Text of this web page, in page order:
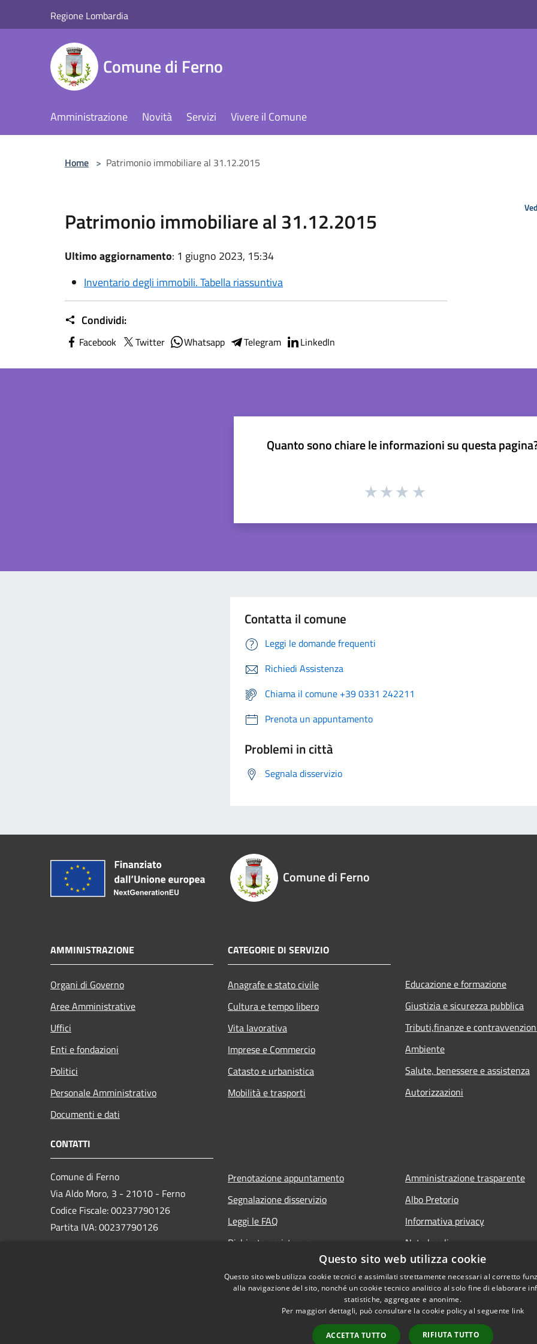
Regione Lombardia
Comune di Ferno
Amministrazione Novità Servizi Vivere il Comune
Home > Patrimonio immobiliare al 31.12.2015
Patrimonio immobiliare al 31.12.2015
Ultimo aggiornamento: 1 giugno 2023, 15:34
Inventario degli immobili. Tabella riassuntiva
Condividi:
Facebook Twitter Whatsapp Telegram LinkedIn
Quanto sono chiare le informazioni su questa
Contatta il comune
Leggi le domande frequenti
Richiedi Assistenza
Chiama il comune +39 0331 242211
Prenota un appuntamento
Problemi in città
Segnala disservizio
Comune di Ferno
AMMINISTRAZIONE
Organi di Governo
Aree Amministrative
Uffici
Enti e fondazioni
Politici
Personale Amministrativo
Documenti e dati
CATEGORIE DI SERVIZIO
Anagrafe e stato civile
Cultura e tempo libero
Vita lavorativa
Imprese e Commercio
Catasto e urbanistica
Mobilità e trasporti
Educazione e formazione
Giustizia e sicurezza pubblica
Tributi,finanze e
Ambiente
Salute, benessere e assistenza
Autorizzazioni
CONTATTI
Comune di Ferno
Via Aldo Moro, 3 - 21010 - Ferno
Codice Fiscale: 00237790126
Partita IVA: 00237790126
Prenotazione appuntamento
Segnalazione disservizio
Leggi le FAQ
Richiesta assistenza
Amministrazione trasparente
Albo Pretorio
Informativa privacy
Note legali
Dichiarazione di accessibilità
Questo sito web utilizza cookie
Questo sito web utilizza cookie tecnici e assimilati strettamente necessari al corretto
alla navigazione del sito, nonché un cookie tecnico analitico al solo fine di elaborare
statistiche, aggregate e anonime.
Per maggiori dettagli, può consultare la cookie policy al seguente link
ACCETTA TUTTO RIFIUTA TUTTO